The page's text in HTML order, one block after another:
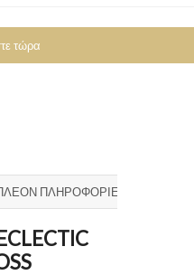
τώρα
ΠΛΗΡΟΦΟΡΊΕΣ